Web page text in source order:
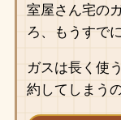
室屋さん宅の
ろ、もうすで
ガスは長く使
約してしまう